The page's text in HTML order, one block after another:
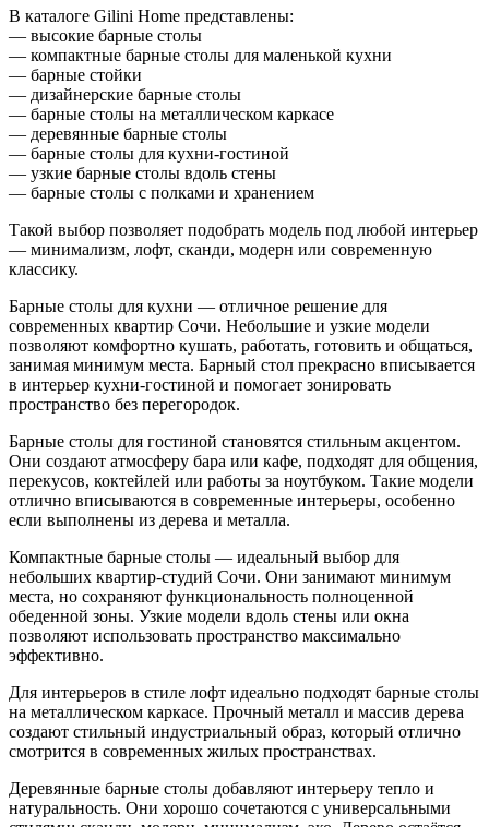
В каталоге Gilini Home представлены:
— высокие барные столы
— компактные барные столы для маленькой кухни
— барные стойки
— дизайнерские барные столы
— барные столы на металлическом каркасе
— деревянные барные столы
— барные столы для кухни-гостиной
— узкие барные столы вдоль стены
— барные столы с полками и хранением
Такой выбор позволяет подобрать модель под любой интерьер
— минимализм, лофт, сканди, модерн или современную
классику.
Барные столы для кухни — отличное решение для
современных квартир Сочи. Небольшие и узкие модели
позволяют комфортно кушать, работать, готовить и общаться,
занимая минимум места. Барный стол прекрасно вписывается
в интерьер кухни-гостиной и помогает зонировать
пространство без перегородок.
Барные столы для гостиной становятся стильным акцентом.
Они создают атмосферу бара или кафе, подходят для общения,
перекусов, коктейлей или работы за ноутбуком. Такие модели
отлично вписываются в современные интерьеры, особенно
если выполнены из дерева и металла.
Компактные барные столы — идеальный выбор для
небольших квартир-студий Сочи. Они занимают минимум
места, но сохраняют функциональность полноценной
обеденной зоны. Узкие модели вдоль стены или окна
позволяют использовать пространство максимально
эффективно.
Для интерьеров в стиле лофт идеально подходят барные столы
на металлическом каркасе. Прочный металл и массив дерева
создают стильный индустриальный образ, который отлично
смотрится в современных жилых пространствах.
Деревянные барные столы добавляют интерьеру тепло и
натуральность. Они хорошо сочетаются с универсальными